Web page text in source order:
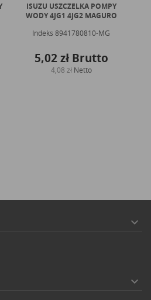
ISUZU USZCZELKA POMPY
WODY 4JG1 4JG2 MAGURO
Indeks 8941780810-MG
5,02 złBrutto
4,08 zł Netto

